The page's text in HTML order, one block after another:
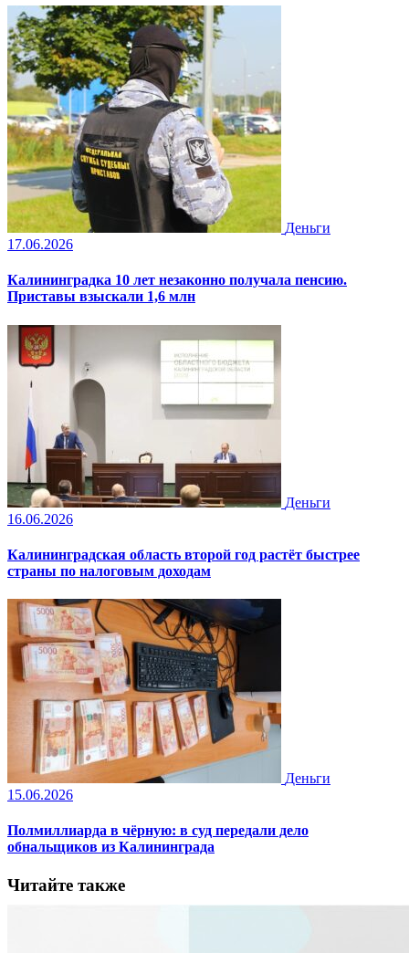
Деньги
17.06.2026
Калининградка 10 лет незаконно получала пенсию.
Приставы взыскали 1,6 млн
Деньги
16.06.2026
Калининградская область второй год растёт быстрее
страны по налоговым доходам
Деньги
15.06.2026
Полмиллиарда в чёрную: в суд передали дело
обнальщиков из Калининграда
Читайте также